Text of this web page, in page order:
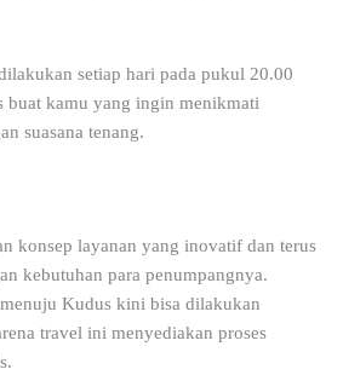
setiap hari pada pukul 20.00
buat kamu yang ingin menikmati
suasana tenang.
konsep layanan yang inovatif dan terus
kebutuhan para penumpangnya.
Kudus kini bisa dilakukan
travel ini menyediakan proses